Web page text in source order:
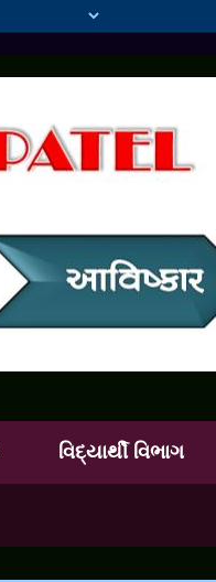
વિદ્યાર્થી વિભાગ